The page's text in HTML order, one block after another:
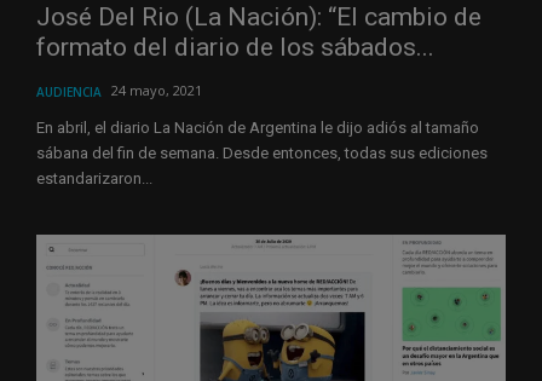
José Del Rio (La Nación): “El cambio de
formato del diario de los sábados...
AUDIENCIA 24 mayo, 2021
En abril, el diario La Nación de Argentina le dijo adiós al tamaño
sábana del fin de semana. Desde entonces, todas sus ediciones
estandarizaron...